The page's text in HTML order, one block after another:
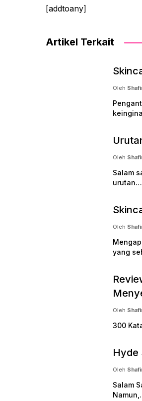
[addtoany]
Artikel Terkait
Oleh
Oleh
Salam
urutan…
Oleh
yang
Oleh
300
Hyde
Oleh
Salam